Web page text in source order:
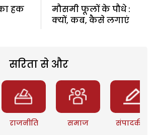
हक
मौसमी फूलों के पौधे :
क्यों, कब, कैसे लगाएं
सरिता से और
राजनीति समाज संपादकीय